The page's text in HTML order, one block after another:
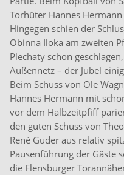
Torhüter Hannes
Hingegen schien der
Obinna Iloka am zweiten
Plechaty schon
Außennetz – der Jubel
Beim Schuss von Ole
Hannes Hermann mit
vor dem Halbzeitpfiff
den guten Schuss von
René Guder aus relativ
Pausenführung der Gäste
die Flensburger